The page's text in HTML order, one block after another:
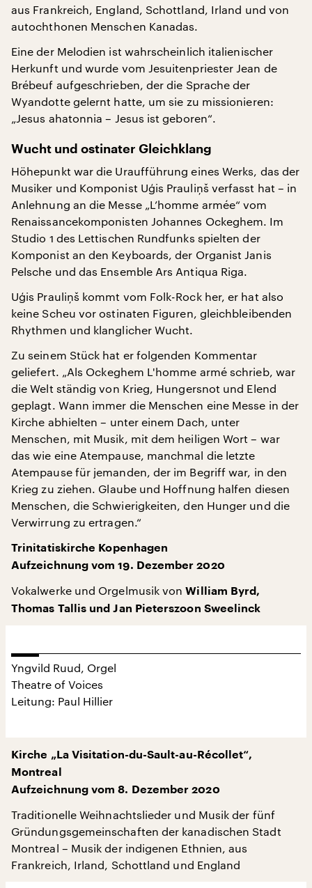
aus Frankreich, England, Schottland, Irland und von
autochthonen Menschen Kanadas.
Eine der Melodien ist wahrscheinlich italienischer
Herkunft und wurde vom Jesuitenpriester Jean de
Brébeuf aufgeschrieben, der die Sprache der
Wyandotte gelernt hatte, um sie zu missionieren:
„Jesus ahatonnia – Jesus ist geboren“.
Wucht und ostinater Gleichklang
Höhepunkt war die Uraufführung eines Werks, das der
Musiker und Komponist Uģis Prauliņš verfasst hat – in
Anlehnung an die Messe „L’homme armée“ vom
Renaissancekomponisten Johannes Ockeghem. Im
Studio 1 des Lettischen Rundfunks spielten der
Komponist an den Keyboards, der Organist Janis
Pelsche und das Ensemble Ars Antiqua Riga.
Uģis Prauliņš kommt vom Folk-Rock her, er hat also
keine Scheu vor ostinaten Figuren, gleichbleibenden
Rhythmen und klanglicher Wucht.
Zu seinem Stück hat er folgenden Kommentar
geliefert. „Als Ockeghem L'homme armé schrieb, war
die Welt ständig von Krieg, Hungersnot und Elend
geplagt. Wann immer die Menschen eine Messe in der
Kirche abhielten – unter einem Dach, unter
Menschen, mit Musik, mit dem heiligen Wort – war
das wie eine Atempause, manchmal die letzte
Atempause für jemanden, der im Begriff war, in den
Krieg zu ziehen. Glaube und Hoffnung halfen diesen
Menschen, die Schwierigkeiten, den Hunger und die
Verwirrung zu ertragen.“
Trinitatiskirche Kopenhagen
Aufzeichnung vom 19. Dezember 2020
Vokalwerke und Orgelmusik von William Byrd,
Thomas Tallis und Jan Pieterszoon Sweelinck
Yngvild Ruud, Orgel
Theatre of Voices
Leitung: Paul Hillier
Kirche „La Visitation-du-Sault-au-Récollet“,
Montreal
Aufzeichnung vom 8. Dezember 2020
Traditionelle Weihnachtslieder und Musik der fünf
Gründungsgemeinschaften der kanadischen Stadt
Montreal – Musik der indigenen Ethnien, aus
Frankreich, Irland, Schottland und England